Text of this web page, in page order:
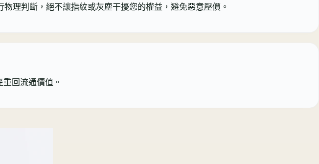
理判斷，絕不讓指紋或灰塵干擾您的權益，避免惡意壓價。
回流通價值。